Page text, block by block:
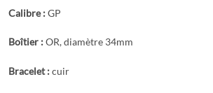
Calibre :GP
Boîtier :OR, diamètre 34mm
Bracelet :cuir